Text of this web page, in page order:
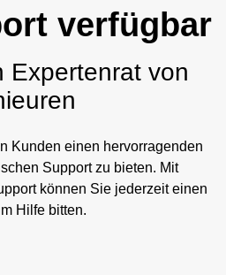
verfügbar
Expertenrat von
Kunden einen hervorragenden
Support zu bieten. Mit
können Sie jederzeit einen
Hilfe bitten.